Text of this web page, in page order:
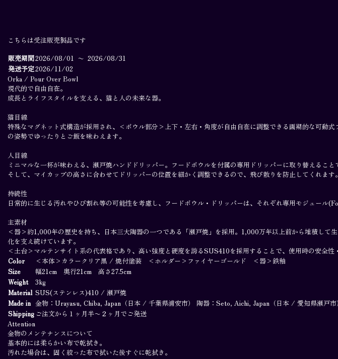
Skuggi /
Scratching
Reg
Orka / Pour
Over Bowl
Module
Dalur / Hidden Bench
Skuggi / Scratching Reg
Orka / Pour Over Bowl
Module
About
Private Viewing
Contact
Account
Cart
Join our newsletter
Join
こちらは受注販売製品です
販売期間2026/08/01 〜 2026/08/31
発送予定2026/11/02
Orka / Pour Over Bowl
現代的で自由自在。
成長とライフスタイルを支える、猫と人の未来な器。
猫目線
特殊なマグネット式構造が採用され、<ボウル部分>上下・左右・角度が自由自在に調整できる画期的な可動
の姿勢でゆったりとご飯を味わえます。
人目線
ミニマルな一杯が味わえる、瀬戸焼ハンドドリッパー。フードボウルを付属の専用ドリッパーに取り替えるこ
そして、マイカップの高さに合わせてドリッパーの位置を細かく調整できるので、飛び散りを防止してくれます。
持続性
日常的に生じる汚れやひび割れ等の可能性を考慮し、フードボウル・ドリッパーは、それぞれ専用モジュール
主素材
<器>約1,000年の歴史を持ち、日本三大陶器の一つである「瀬戸焼」を採用。1,000万年以上前から堆積して
化を支え続けています。
<土台>マルテンサイト系の代表格であり、高い強度と硬度を誇るSUS410を採用することで、使用時の安全性
Color
<本体>カラークリア黒 / 焼付塗装 <ホルダー>ファイヤーゴールド <器>鉄釉
Size
幅21cm 奥行21cm 高さ27.5cm
Weight
3kg
Material SUS(ステンレス)410 / 瀬戸焼
Made in 金物：Urayasu, Chiba, Japan（日本 / 千葉県浦安市） 陶器：Seto, Aichi, Japan（日本 / 愛知県瀬戸市）
Shipping ご注文から１ヶ月半〜２ヶ月でご発送
Attention
金物のメンテナンスについて
基本的には柔らかい布で乾拭き。
汚れた場合は、固く絞った布で拭いた後すぐに乾拭き。